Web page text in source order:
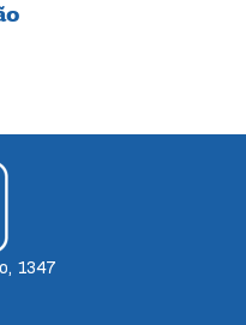
1347